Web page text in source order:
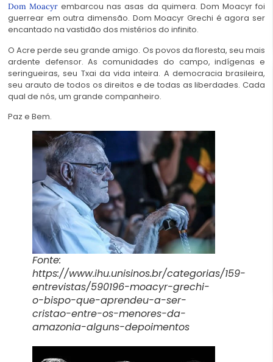
Dom Moacyr embarcou nas asas da quimera. Dom Moacyr foi
guerrear em outra dimensão. Dom Moacyr Grechi é agora ser
encantado na vastidão dos mistérios do infinito.
O Acre perde seu grande amigo. Os povos da floresta, seu mais
ardente defensor. As comunidades do campo, indígenas e
seringueiras, seu Txai da vida inteira. A democracia brasileira,
seu arauto de todos os direitos e de todas as liberdades. Cada
qual de nós, um grande companheiro.
Paz e Bem.
Fonte:
https://www.ihu.unisinos.br/categorias/159-
entrevistas/590196-moacyr-grechi-
o-bispo-que-aprendeu-a-ser-
cristao-entre-os-menores-da-
amazonia-alguns-depoimentos